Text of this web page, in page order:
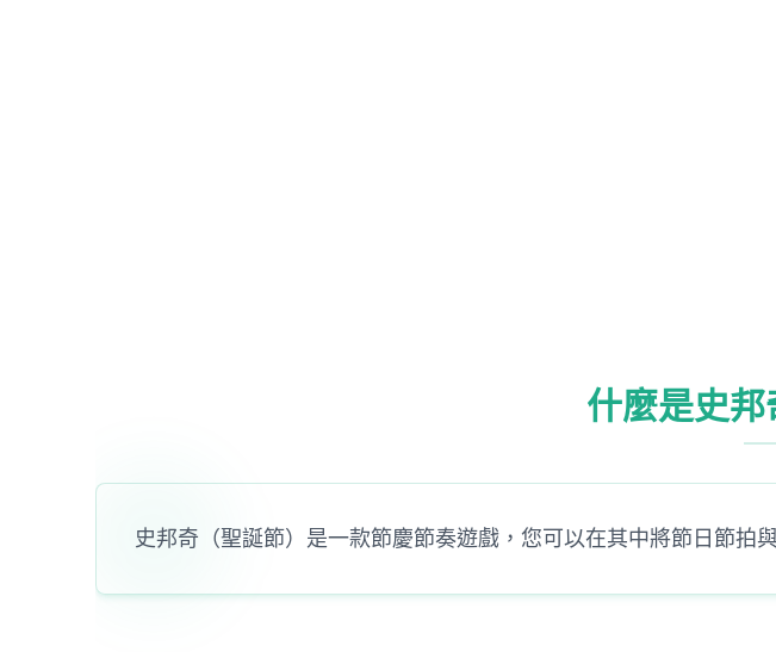
什麼是史邦
史邦奇（聖誕節）是一款節慶節奏遊戲，您可以在其中將節日節拍